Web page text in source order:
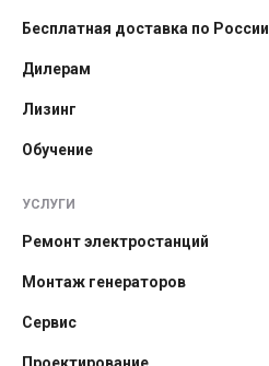
Бесплатная доставка по России
Дилерам
Лизинг
Обучение
УСЛУГИ
Ремонт электростанций
Монтаж генераторов
Сервис